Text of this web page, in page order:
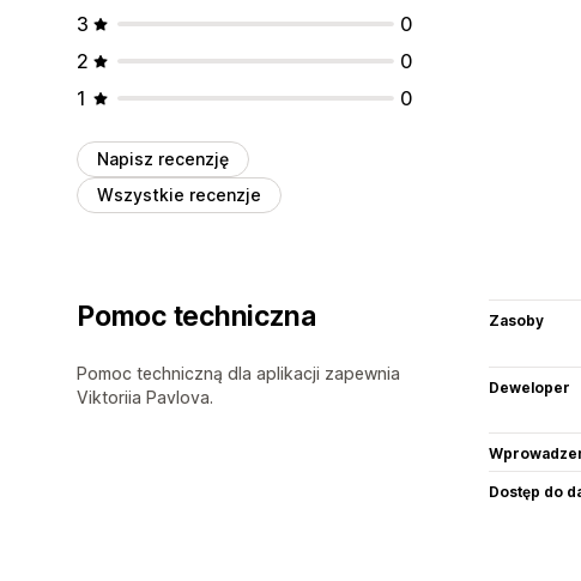
3
0
2
0
1
0
Napisz recenzję
Wszystkie recenzje
Pomoc techniczna
Pomoc techniczną dla aplikacji zapewnia
Viktoriia Pavlova.
Zasoby
Deweloper
Dostęp do